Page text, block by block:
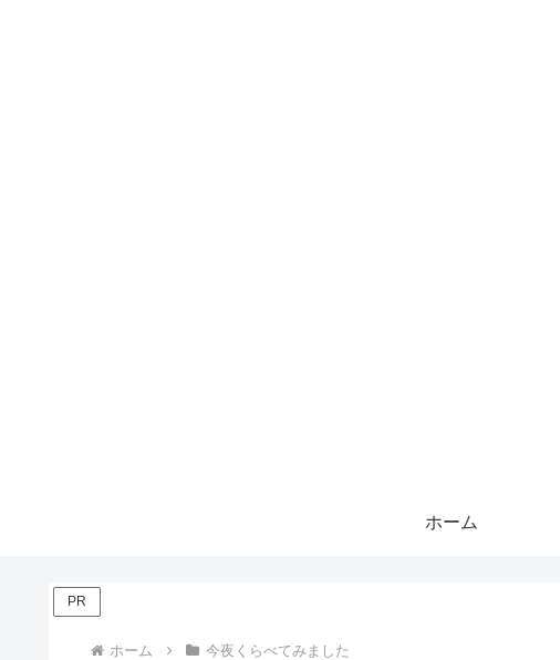
ホーム
PR
ホーム 今夜くらべてみました